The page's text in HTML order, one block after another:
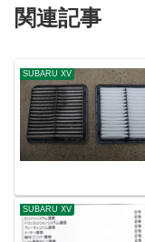
関連記事
SUBARU XV
SUBARU XV